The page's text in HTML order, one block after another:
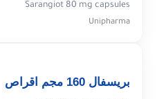
Sarangiot 80 mg capsules
Unipharma
بريسفال 160 مجم اقراص